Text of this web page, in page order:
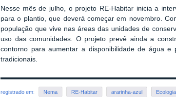
Nesse mês de julho, o projeto RE-Habitar inicia a
para o plantio, que deverá começar em novembro.
população que vive nas áreas das unidades de
uso das comunidades. O projeto prevê ainda a
contorno para aumentar a disponibilidade de água e
tradicionais.
registrado em: Nema RE-Habitar ararinha-azul Ecologia